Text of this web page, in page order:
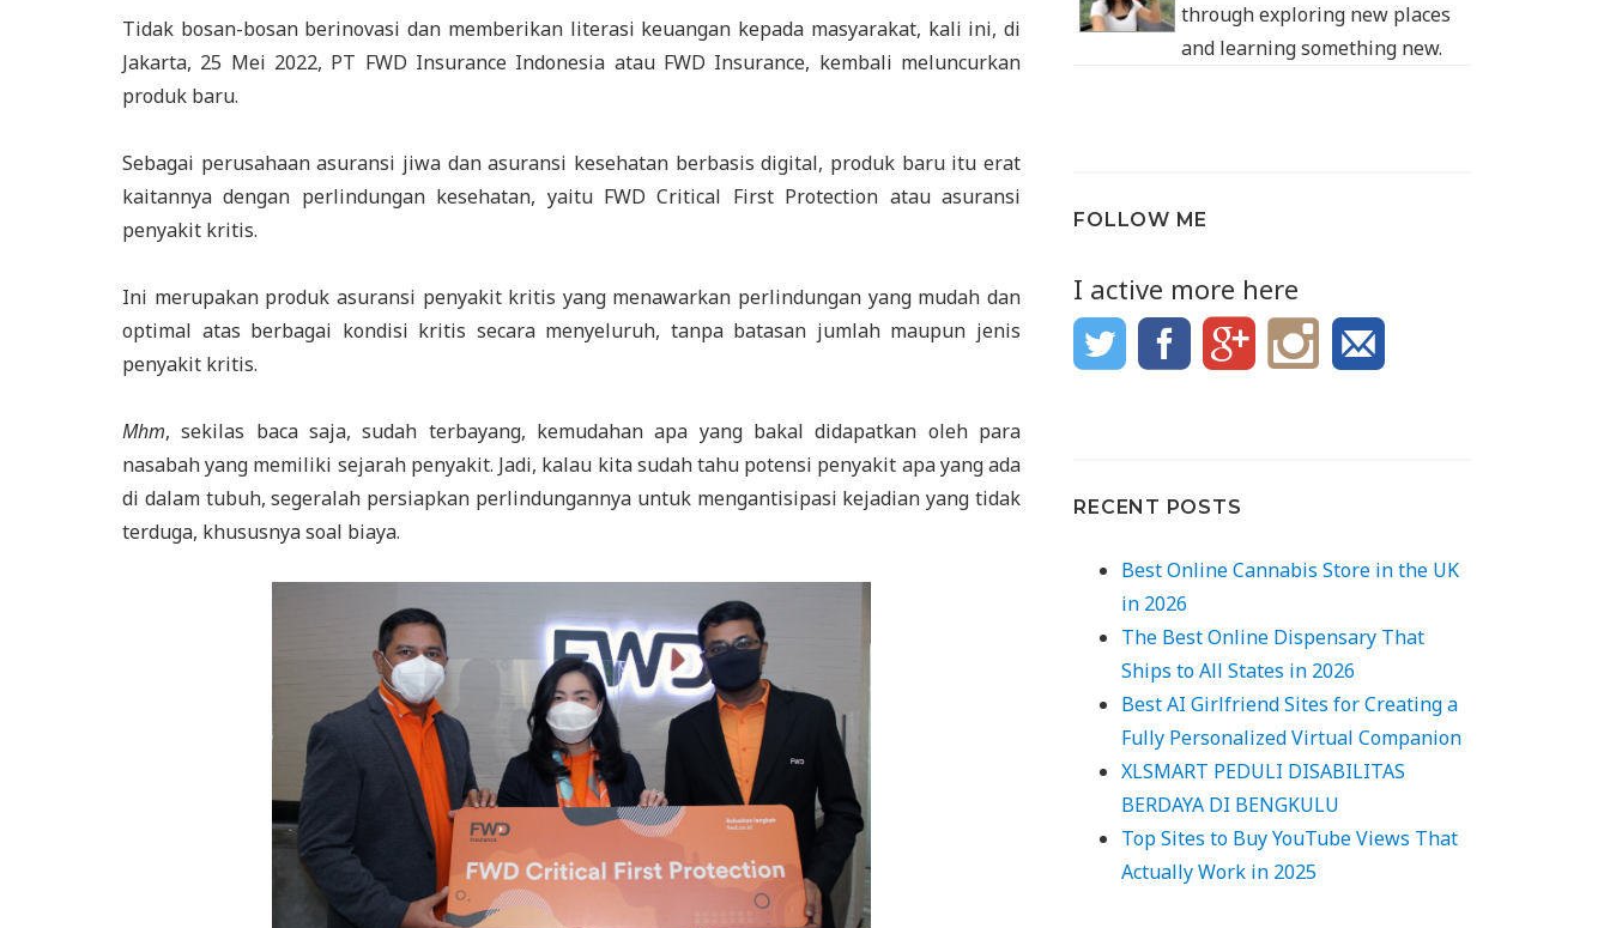
Tidak bosan-bosan berinovasi dan memberikan literasi keuangan kepada masyarakat, kali ini, di
Jakarta, 25 Mei 2022, PT FWD Insurance Indonesia atau FWD Insurance, kembali meluncurkan
produk baru.
Sebagai perusahaan asuransi jiwa dan asuransi kesehatan berbasis digital, produk baru itu erat
kaitannya dengan perlindungan kesehatan, yaitu FWD Critical First Protection atau asuransi
penyakit kritis.
Ini merupakan produk asuransi penyakit kritis yang menawarkan perlindungan yang mudah dan
optimal atas berbagai kondisi kritis secara menyeluruh, tanpa batasan jumlah maupun jenis
penyakit kritis.
Mhm, sekilas baca saja, sudah terbayang, kemudahan apa yang bakal didapatkan oleh para
nasabah yang memiliki sejarah penyakit. Jadi, kalau kita sudah tahu potensi penyakit apa yang ada
di dalam tubuh, segeralah persiapkan perlindungannya untuk mengantisipasi kejadian yang tidak
terduga, khususnya soal biaya.
through exploring new places
and learning something new.
FOLLOW ME
I active more here
RECENT POSTS
Best Online Cannabis Store in the UK
in 2026
The Best Online Dispensary That
Ships to All States in 2026
Best AI Girlfriend Sites for Creating a
Fully Personalized Virtual Companion
XLSMART PEDULI DISABILITAS
BERDAYA DI BENGKULU
Top Sites to Buy YouTube Views That
Actually Work in 2025